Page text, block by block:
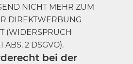
NICHT MEHR ZUM
DIREKTWERBUNG
(WIDERSPRUCH
ABS. 2 DSGVO).
bei der